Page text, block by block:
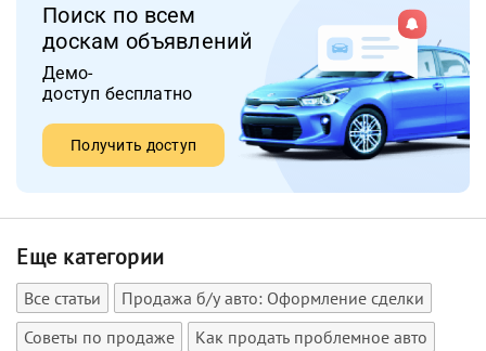
Поиск по всем
доскам объявлений
Демо-
доступ бесплатно
Получить доступ
Еще категории
Все статьи
Продажа б/у авто: Оформление сделки
Советы по продаже
Как продать проблемное авто